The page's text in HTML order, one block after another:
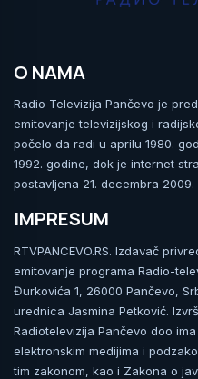
O NAMA
Radio Televizija Pančevo je
emitovanje televizijskog i
počelo da radi u aprilu 1980.
1992. godine, dok je internet
postavljena 21. decembra 2009.
IMPRESUM
RTVPANCEVO.RS. Izdavač
emitovanje programa Radio-
Đurkovića 1, 26000 Pančevo,
urednica Jasmina Petković.
Radiotelevizija Pančevo doo
elektronskim medijima i
tim zakonom, kao i Zakona o